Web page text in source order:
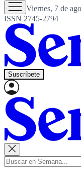
Viernes, 7 de
ISSN 2745-2794
Suscríbete